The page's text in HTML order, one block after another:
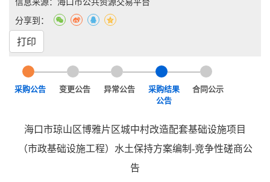
分享到：
打印
采购公告 变更公告 异常公告
采购结果
公告
合同公示
海口市琼山区博雅片区城中村改造配套基础设施项目
（市政基础设施工程）水土保持方案编制-竞争性磋商公
告